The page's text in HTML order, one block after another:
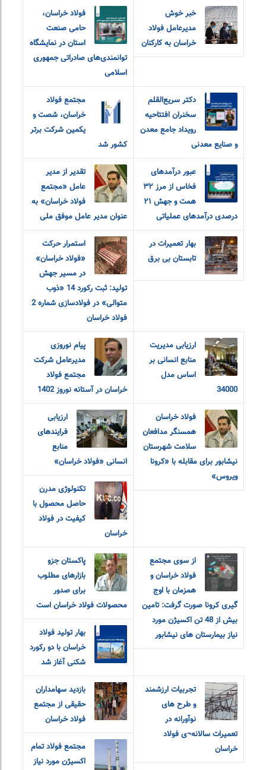
خبر خوش
مدیرعامل فولاد
خراسان به کارکنان
فولاد خراسان،
حامی صنعت
استان در نمایشگاه
توانمندی‌های صادراتی جمهوری
اسلامی
دکتر سریع‌القلم
سخنران افتتاحیه
رویداد جامع معدن
و صنایع معدنی
مجتمع فولاد
خراسان، شصت و
یکمین شرکت برتر
کشور شد
عبور درآمدهای
فخاس از مرز ۳۲
همت و جهش ۲۱
درصدی درآمدهای عملیاتی
تقدیر از مدیر
عامل «مجتمع
فولاد خراسان» به
عنوان مدیر عامل موفق ملی
بهار تعمیرات در
تابستان بی برق
استمرار حرکت
«فولاد خراسان»
در مسیر جهش
تولید: ثبت رکورد 14 «ذوب
متوالی» در فولادسازی شماره 2
فولاد خراسان
ارزیابی مدیریت
منابع انسانی بر
اساس مدل
34000
پیام نوروزی
مدیرعامل شرکت
مجتمع فولاد
خراسان در آستانه نوروز 1402
فولاد خراسان
همسنگر مدافعان
سلامت شهرستان
نیشابور برای مقابله با «کرونا
ویروس»
ارزیابی
فرایندهای
منابع
انسانی «فولاد خراسان»
تکنولوژی مدرن
حاصل محصول با
کیفیت در فولاد
خراسان
از سوی مجتمع
فولاد خراسان و
همزمان با اوج
گیری کرونا صورت گرفت: تامین
بیش از 48 تن اکسیژن مورد
نیاز بیمارستان های نیشابور
پاکستان جزو
بازارهای مطلوب
برای صدور
محصولات فولاد خراسان است
بهار تولید فولاد
خراسان با‌ دو رکورد
شکنی آغاز شد
تجربیات ارزشمند
و طرح های
نوآورانه در
تعمیرات سالانه¬ی فولاد
خراسان
بازدید سهامداران
حقیقی از مجتمع
فولاد خراسان
مجتمع فولاد تمام
اکسیژن مورد نیاز